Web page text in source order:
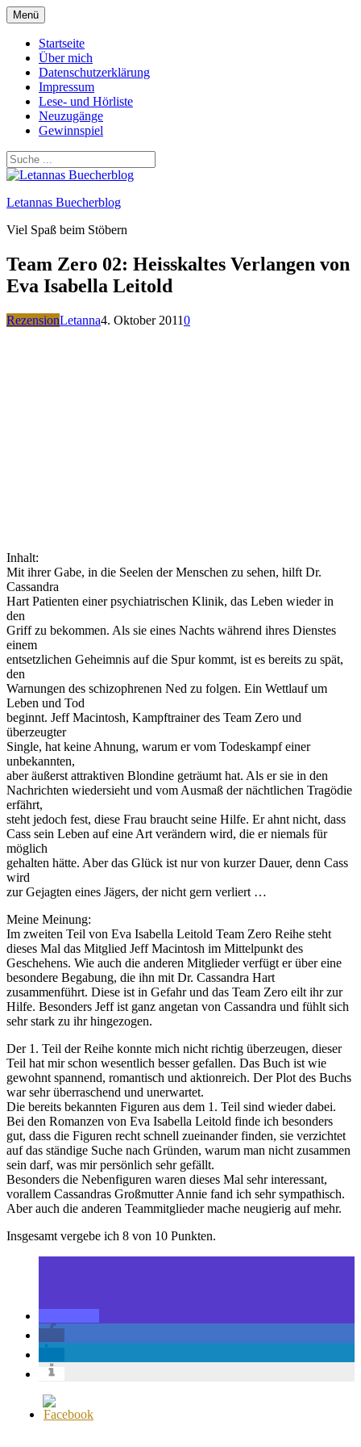
Zum
Inhalt
springen
Menü
Startseite
Über mich
Datenschutzerklärung
Impressum
Lese- und Hörliste
Neuzugänge
Gewinnspiel
Letannas Buecherblog
Viel Spaß beim Stöbern
Team Zero 02: Heisskaltes Verlangen von
Eva Isabella Leitold
RezensionLetanna4. Oktober 20110
Inhalt:
Mit ihrer Gabe, in die Seelen der Menschen zu sehen, hilft Dr.
Cassandra
Hart Patienten einer psychiatrischen Klinik, das Leben wieder in
den
Griff zu bekommen. Als sie eines Nachts während ihres Dienstes
einem
entsetzlichen Geheimnis auf die Spur kommt, ist es bereits zu spät,
den
Warnungen des schizophrenen Ned zu folgen. Ein Wettlauf um
Leben und Tod
beginnt. Jeff Macintosh, Kampftrainer des Team Zero und
überzeugter
Single, hat keine Ahnung, warum er vom Todeskampf einer
unbekannten,
aber äußerst attraktiven Blondine geträumt hat. Als er sie in den
Nachrichten wiedersieht und vom Ausmaß der nächtlichen Tragödie
erfährt,
steht jedoch fest, diese Frau braucht seine Hilfe. Er ahnt nicht, dass
Cass sein Leben auf eine Art verändern wird, die er niemals für
möglich
gehalten hätte. Aber das Glück ist nur von kurzer Dauer, denn Cass
wird
zur Gejagten eines Jägers, der nicht gern verliert …
Meine Meinung:
Im zweiten Teil von Eva Isabella Leitold Team Zero Reihe steht
dieses Mal das Mitglied Jeff Macintosh im Mittelpunkt des
Geschehens. Wie auch die anderen Mitglieder verfügt er über eine
besondere Begabung, die ihn mit Dr. Cassandra Hart
zusammenführt. Diese ist in Gefahr und das Team Zero eilt ihr zur
Hilfe. Besonders Jeff ist ganz angetan von Cassandra und fühlt sich
sehr stark zu ihr hingezogen.
Der 1. Teil der Reihe konnte mich nicht richtig überzeugen, dieser
Teil hat mir schon wesentlich besser gefallen. Das Buch ist wie
gewohnt spannend, romantisch und aktionreich. Der Plot des Buchs
war sehr überraschend und unerwartet.
Die bereits bekannten Figuren aus dem 1. Teil sind wieder dabei.
Bei den Romanzen von Eva Isabella Leitold finde ich besonders
gut, dass die Figuren recht schnell zueinander finden, sie verzichtet
auf das ständige Suche nach Gründen, warum man nicht zusammen
sein darf, was mir persönlich sehr gefällt.
Besonders die Nebenfiguren waren dieses Mal sehr interessant,
vorallem Cassandras Großmutter Annie fand ich sehr sympathisch.
Aber auch die anderen Teammitglieder mache neugierig auf mehr.
Insgesamt vergebe ich 8 von 10 Punkten.